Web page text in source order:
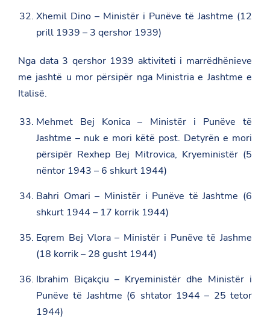
Xhemil Dino – Ministër i Punëve të Jashtme (12
prill 1939 – 3 qershor 1939)
Nga data 3 qershor 1939 aktiviteti i marrëdhënieve
me jashtë u mor përsipër nga Ministria e Jashtme e
Italisë.
Mehmet Bej Konica – Ministër i Punëve të
Jashtme – nuk e mori këtë post. Detyrën e mori
përsipër Rexhep Bej Mitrovica, Kryeministër (5
nëntor 1943 – 6 shkurt 1944)
Bahri Omari – Ministër i Punëve të Jashtme (6
shkurt 1944 – 17 korrik 1944)
Eqrem Bej Vlora – Ministër i Punëve të Jashme
(18 korrik – 28 gusht 1944)
Ibrahim Biçakçiu – Kryeministër dhe Ministër i
Punëve të Jashtme (6 shtator 1944 – 25 tetor
1944)